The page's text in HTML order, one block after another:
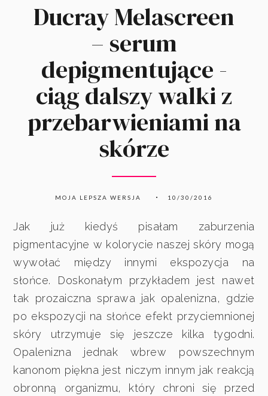
Ducray Melascreen
– serum
depigmentujące -
ciąg dalszy walki z
przebarwieniami na
skórze
MOJA LEPSZA WERSJA 10/30/2016
Jak już kiedyś pisałam zaburzenia
pigmentacyjne w kolorycie naszej skóry mogą
wywołać między innymi ekspozycja na
słońce. Doskonałym przykładem jest nawet
tak prozaiczna sprawa jak opalenizna, gdzie
po ekspozycji na słońce efekt przyciemnionej
skóry utrzymuje się jeszcze kilka tygodni.
Opalenizna jednak wbrew powszechnym
kanonom piękna jest niczym innym jak reakcją
obronną organizmu, który chroni się przed